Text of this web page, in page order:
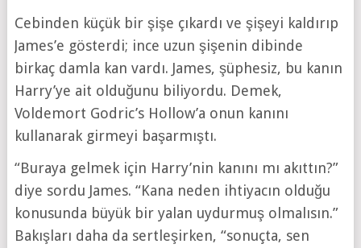
Cebinden küçük bir şişe çıkardı ve şişeyi kaldırıp
James’e gösterdi; ince uzun şişenin dibinde
birkaç damla kan vardı. James, şüphesiz, bu kanın
Harry’ye ait olduğunu biliyordu. Demek,
Voldemort Godric’s Hollow’a onun kanını
kullanarak girmeyi başarmıştı.
“Buraya gelmek için Harry’nin kanını mı akıttın?”
diye sordu James. “Kana neden ihtiyacın olduğu
konusunda büyük bir yalan uydurmuş olmalısın.”
Bakışları daha da sertleşirken, “sonuçta, sen